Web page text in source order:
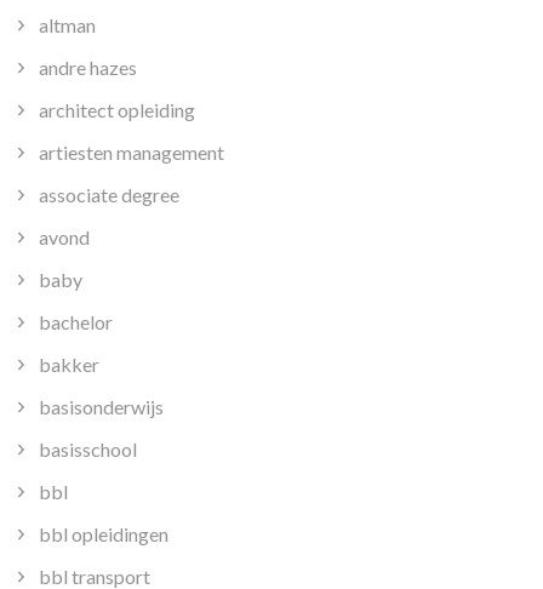
altman
andre hazes
architect opleiding
artiesten management
associate degree
avond
baby
bachelor
bakker
basisonderwijs
basisschool
bbl
bbl opleidingen
bbl transport